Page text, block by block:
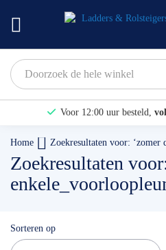
Voor 12:00 uur besteld,
Bekijk hier
Binnen 1 dag
Home Zoekresultaten voor: ‘zomer
Zoekresultaten
Sorteren op